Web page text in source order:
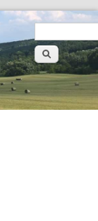
Keresés
űrlap